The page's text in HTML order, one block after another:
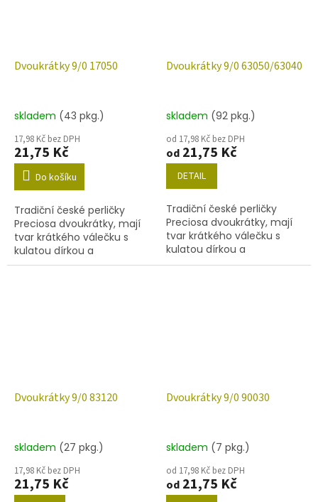
Dvoukrátky 9/0 17050
skladem (43 pkg.)
17,98 Kč bez DPH
21,75 Kč
Do košíku
Tradiční české perličky
Preciosa dvoukrátky, mají
tvar krátkého válečku s
kulatou dírkou a
šestihranným povrchem.
Dvoukrátky 9/0 63050/63040
skladem (92 pkg.)
od 17,98 Kč bez DPH
od 21,75 Kč
DETAIL
Tradiční české perličky
Preciosa dvoukrátky, mají
tvar krátkého válečku s
kulatou dírkou a
šestihranným povrchem.
Dvoukrátky 9/0 83120
skladem (27 pkg.)
17,98 Kč bez DPH
21,75 Kč
Dvoukrátky 9/0 90030
skladem (7 pkg.)
od 17,98 Kč bez DPH
od 21,75 Kč